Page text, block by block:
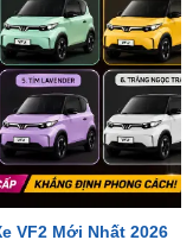
VF2 Mới Nhất 2026